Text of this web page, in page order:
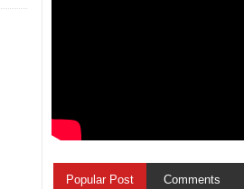
Popular Post Comments